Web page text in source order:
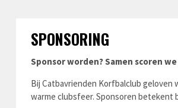
SPONSORING
Sponsor worden? Samen scoren
Bij Catbavrienden Korfbalclub
warme clubsfeer. Sponsoren betekent